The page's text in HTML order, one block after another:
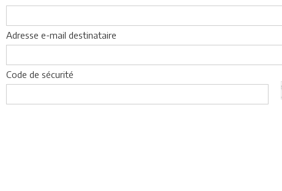
Adresse e-mail destinataire
Code de sécurité